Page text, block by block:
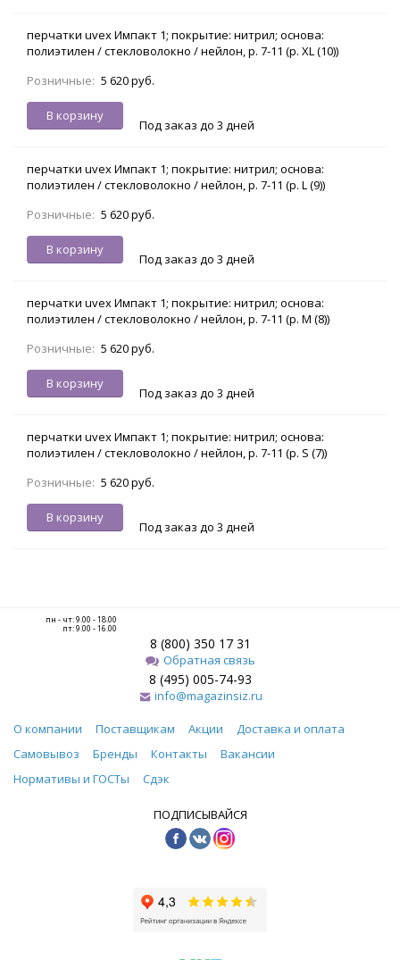
перчатки uvex Импакт 1; покрытие: нитрил; основа:
полиэтилен / стекловолокно / нейлон, р. 7-11 (р. XL (10))
Розничные: 5 620 руб.
В корзину
Под заказ до 3 дней
перчатки uvex Импакт 1; покрытие: нитрил; основа:
полиэтилен / стекловолокно / нейлон, р. 7-11 (р. L (9))
Розничные: 5 620 руб.
В корзину
Под заказ до 3 дней
перчатки uvex Импакт 1; покрытие: нитрил; основа:
полиэтилен / стекловолокно / нейлон, р. 7-11 (р. M (8))
Розничные: 5 620 руб.
В корзину
Под заказ до 3 дней
перчатки uvex Импакт 1; покрытие: нитрил; основа:
полиэтилен / стекловолокно / нейлон, р. 7-11 (р. S (7))
Розничные: 5 620 руб.
В корзину
Под заказ до 3 дней
пн - чт: 9.00 - 18.00
пт: 9.00 - 16.00
8 (800) 350 17 31
Обратная связь
8 (495) 005-74-93
info@magazinsiz.ru
О компании Поставщикам Акции
Доставка и оплата
Самовывоз
Бренды Контакты
Вакансии
Нормативы и ГОСТы
Сдэк
ПОДПИСЫВАЙСЯ